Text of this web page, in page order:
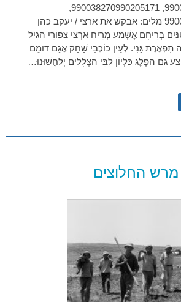
990037131240205171, 990038270990205171,
990038271030205171 מלים: אבקש את ארצי / יעקב כהן
בְּרֵיחָם אֶשְׁמַע מְרֵיחַ אַרְצִי צִפּוֹרֵי הַגִּיל
תִּפְאֶרֶת גַּנִּי. לְעֵין כּוֹכְבֵי שַׁחַק אֶגַם דּוּמֵם
גַּם הַפֶּלֶג כִּלְיוֹן לִבִּי הַצְּלָלִים יְלַחֲשׁוּנוּ…
מרש החלוצים